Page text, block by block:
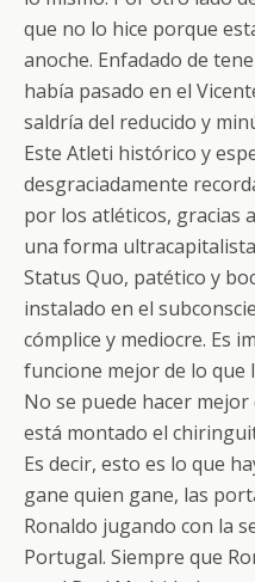
que no lo hice porque
anoche. Enfadado de
había pasado en el
saldría del reducido y
Este Atleti histórico y
desgraciadamente
por los atléticos, gracias
una forma
Status Quo, patético y
instalado en el
cómplice y mediocre. Es
funcione mejor de lo que
No se puede hacer
está montado el
Es decir, esto es lo que
gane quien gane, las
Ronaldo jugando con la
Portugal. Siempre que